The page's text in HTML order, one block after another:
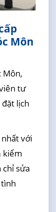
Môn
Môn,
tư
lịch
với
kiểm
sửa